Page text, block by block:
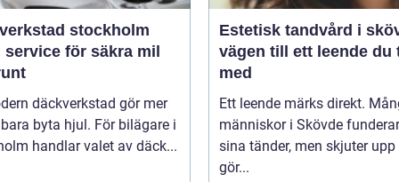
stockholm
service för säkra mil
däckverkstad gör mer
byta hjul. För bilägare i
handlar valet av däck...
Estetisk tandvård i
vägen till ett leende du
med
Ett leende märks direkt.
människor i Skövde
sina tänder, men skjuter
gör...